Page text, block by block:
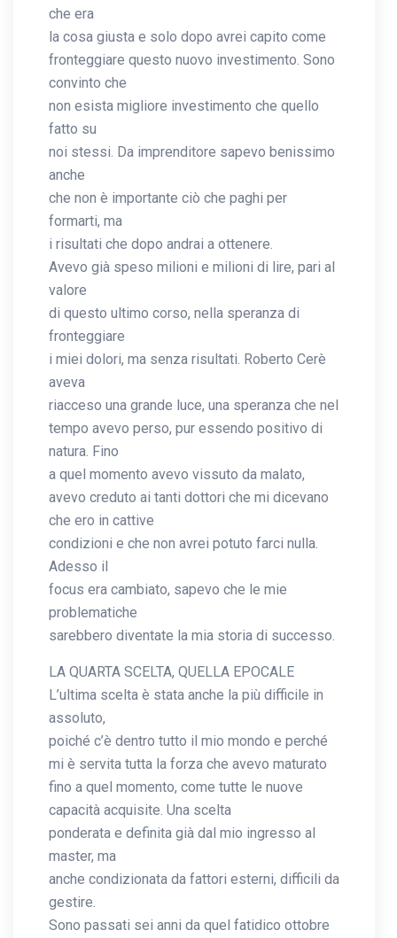
che era
la cosa giusta e solo dopo avrei capito come
fronteggiare questo nuovo investimento. Sono
convinto che
non esista migliore investimento che quello
fatto su
noi stessi. Da imprenditore sapevo benissimo
anche
che non è importante ciò che paghi per
formarti, ma
i risultati che dopo andrai a ottenere.
Avevo già speso milioni e milioni di lire, pari al
valore
di questo ultimo corso, nella speranza di
fronteggiare
i miei dolori, ma senza risultati. Roberto Cerè
aveva
riacceso una grande luce, una speranza che nel
tempo avevo perso, pur essendo positivo di
natura. Fino
a quel momento avevo vissuto da malato,
avevo creduto ai tanti dottori che mi dicevano
che ero in cattive
condizioni e che non avrei potuto farci nulla.
Adesso il
focus era cambiato, sapevo che le mie
problematiche
sarebbero diventate la mia storia di successo.
LA QUARTA SCELTA, QUELLA EPOCALE
L’ultima scelta è stata anche la più difficile in
assoluto,
poiché c’è dentro tutto il mio mondo e perché
mi è servita tutta la forza che avevo maturato
fino a quel momento, come tutte le nuove
capacità acquisite. Una scelta
ponderata e definita già dal mio ingresso al
master, ma
anche condizionata da fattori esterni, difficili da
gestire.
Sono passati sei anni da quel fatidico ottobre